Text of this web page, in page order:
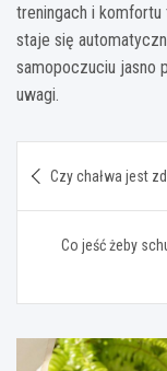
treningach i komfortu
staje się
samopoczuciu jasno
uwagi.
wpisu
Czy chałwa jest
Co jeść żeby